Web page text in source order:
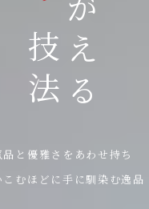
技法
品と優雅さをあわせ持ち
こむほどに⼿に馴染む逸品